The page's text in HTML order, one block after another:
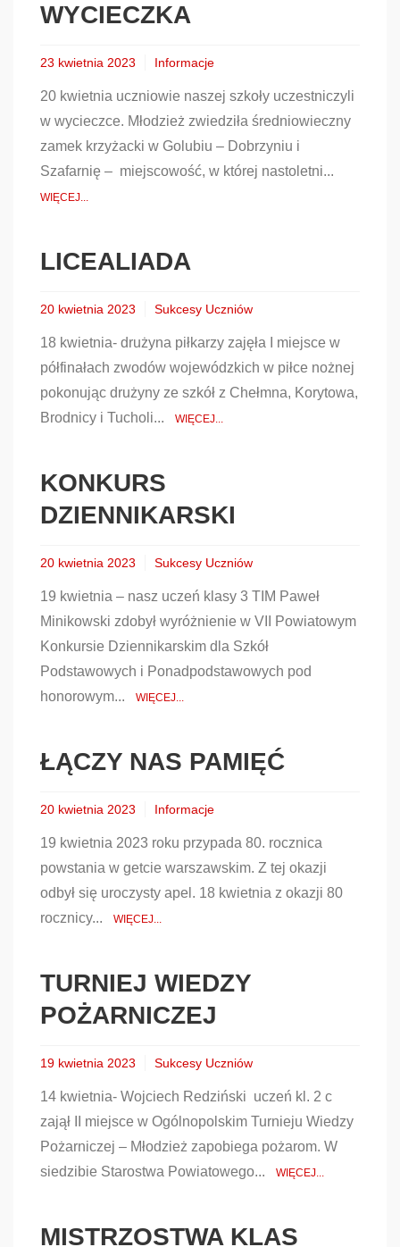
WYCIECZKA
23 kwietnia 2023 Informacje
20 kwietnia uczniowie naszej szkoły uczestniczyli
w wycieczce. Młodzież zwiedziła średniowieczny
zamek krzyżacki w Golubiu – Dobrzyniu i
Szafarnię – miejscowość, w której nastoletni...
WIĘCEJ...
LICEALIADA
20 kwietnia 2023 Sukcesy Uczniów
18 kwietnia- drużyna piłkarzy zajęła I miejsce w
półfinałach zwodów wojewódzkich w piłce nożnej
pokonując drużyny ze szkół z Chełmna, Korytowa,
Brodnicy i Tucholi...
WIĘCEJ...
KONKURS
DZIENNIKARSKI
20 kwietnia 2023 Sukcesy Uczniów
19 kwietnia – nasz uczeń klasy 3 TIM Paweł
Minikowski zdobył wyróżnienie w VII Powiatowym
Konkursie Dziennikarskim dla Szkół
Podstawowych i Ponadpodstawowych pod
honorowym...
WIĘCEJ...
ŁĄCZY NAS PAMIĘĆ
20 kwietnia 2023 Informacje
19 kwietnia 2023 roku przypada 80. rocznica
powstania w getcie warszawskim. Z tej okazji
odbył się uroczysty apel. 18 kwietnia z okazji 80
rocznicy...
WIĘCEJ...
TURNIEJ WIEDZY
POŻARNICZEJ
19 kwietnia 2023 Sukcesy Uczniów
14 kwietnia- Wojciech Redziński uczeń kl. 2 c
zajął II miejsce w Ogólnopolskim Turnieju Wiedzy
Pożarniczej – Młodzież zapobiega pożarom. W
siedzibie Starostwa Powiatowego...
WIĘCEJ...
MISTRZOSTWA KLAS